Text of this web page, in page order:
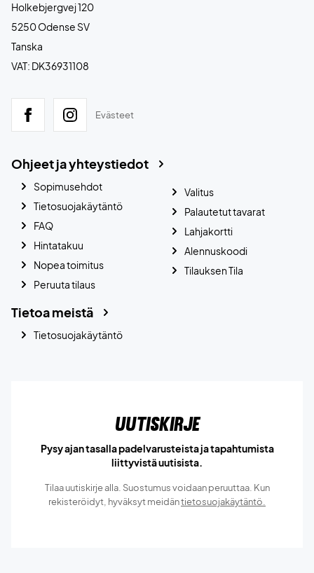
Holkebjergvej 120
5250 Odense SV
Tanska
VAT: DK36931108
Evästeet
Ohjeet ja yhteystiedot
Sopimusehdot
Tietosuojakäytäntö
FAQ
Hintatakuu
Nopea toimitus
Peruuta tilaus
Valitus
Palautetut tavarat
Lahjakortti
Alennuskoodi
Tilauksen Tila
Tietoa meistä
Tietosuojakäytäntö
Uutiskirje
Pysy ajan tasalla padelvarusteista ja tapahtumista
liittyvistä uutisista.
Tilaa uutiskirje alla. Suostumus voidaan peruuttaa. Kun
rekisteröidyt, hyväksyt meidäntietosuojakäytäntö.